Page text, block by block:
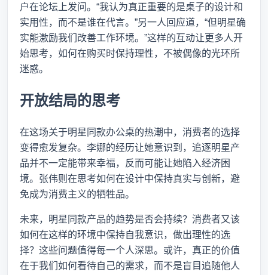
户在论坛上发问。“我认为真正重要的是桌子的设计和
实用性，而不是谁在代言。”另一人回应道，“但明星确
实能激励我们改善工作环境。”这样的互动让更多人开
始思考，如何在购买时保持理性，不被偶像的光环所
迷惑。
开放结局的思考
在这场关于明星同款办公桌的热潮中，消费者的选择
变得愈发复杂。李娜的经历让她意识到，追逐明星产
品并不一定能带来幸福，反而可能让她陷入经济困
境。张伟则在思考如何在设计中保持真实与创新，避
免成为消费主义的牺牲品。
未来，明星同款产品的趋势是否会持续？消费者又该
如何在这样的环境中保持自我意识，做出理性的选
择？这些问题值得每一个人深思。或许，真正的价值
在于我们如何看待自己的需求，而不是盲目追随他人